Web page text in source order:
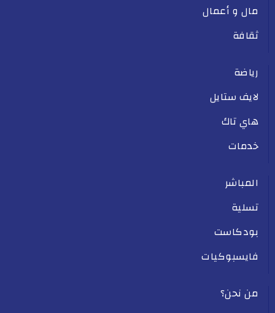
مال و أعمال
ثقافة
رياضة
لايف ستايل
هاي تاك
خدمات
المباشر
تسلية
بودكاست
فايسبوكيات
من نحن؟